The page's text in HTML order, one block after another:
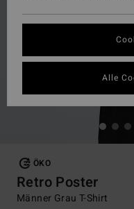
ÖKO
Retro Poster
Männer Grau T-Shirt
Alle